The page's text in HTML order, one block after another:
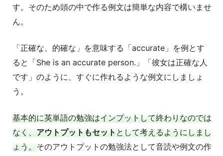
す。そのため頭の中で作る例文は簡単な内容で構いませ
ん。
「正確な、的確な」を意味する「accurate」を例とす
ると「She is an accurate person.」「彼女は正確な人
です」のように、すぐに作れるような例文にしましょ
う。
基本的に英単語の勉強はインプットして終わりなのでは
なく、 アウトプットもセット として考えるようにしまし
ょう。 そのアウトプットの勉強法として音読や例文の作